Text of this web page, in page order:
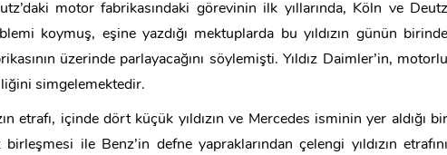
motor fabrikasındaki görevinin ilk yıllarında, Köln ve Deutz
koymuş, eşine yazdığı mektuplarda bu yıldızın günün birinde
üzerinde parlayacağını söylemişti. Yıldız Daimler’in, motorlu
simgelemektedir.
etrafı, içinde dört küçük yıldızın ve Mercedes isminin yer aldığı bir
ile Benz’in defne yapraklarından çelengi yıldızın etrafını